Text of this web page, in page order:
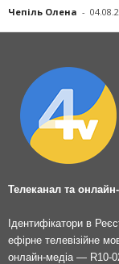
Чепіль Олена -
Телеканал та
Ідентифікатори в
ефірне телевізійне
онлайн-медіа — R10-